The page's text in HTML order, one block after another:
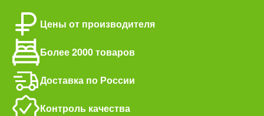
Цены от производителя
Более 2000 товаров
Доставка по России
Контроль качества